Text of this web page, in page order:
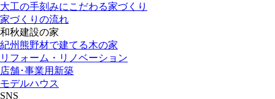
大工の手刻みにこだわる家づくり
家づくりの流れ
和秋建設の家
紀州熊野材で建てる木の家
リフォーム・リノベーション
店舗･事業用新築
モデルハウス
SNS